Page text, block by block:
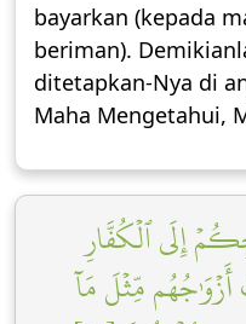
bayarkan (kepada
beriman).
ditetapkan-Nya di
Maha Mengetahui,
إِلَى ٱلۡكُفَّارِ
أَزۡوَٰجُهُم مِّثۡلَ مَآ